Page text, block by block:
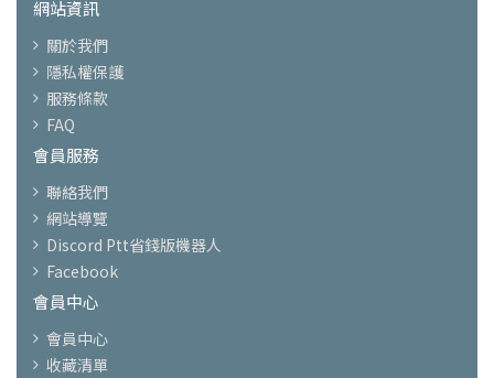
網站資訊
關於我們
隱私權保護
服務條款
FAQ
會員服務
聯絡我們
網站導覽
Discord Ptt省錢版機器人
Facebook
會員中心
會員中心
收藏清單